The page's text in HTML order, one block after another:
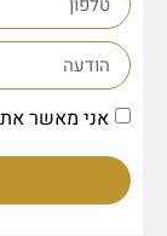
אני מאשר את